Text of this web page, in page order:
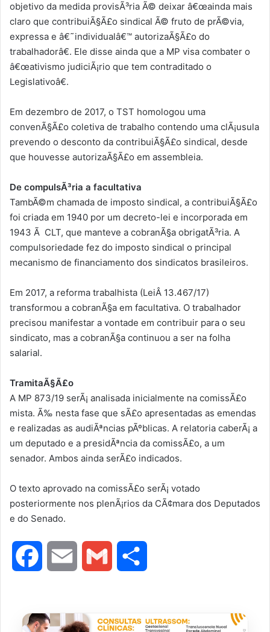
objetivo da medida provisÃ³ria Ã© deixar â€œainda mais
claro que contribuiÃ§Ã£o sindical Ã© fruto de prÃ©via,
expressa e â€˜individualâ€™ autorizaÃ§Ã£o do
trabalhadorâ€. Ele disse ainda que a MP visa combater o
â€œativismo judiciÃ¡rio que tem contraditado o
Legislativoâ€.
Em dezembro de 2017, o TST homologou uma
convenÃ§Ã£o coletiva de trabalho contendo uma clÃ¡usula
prevendo o desconto da contribuiÃ§Ã£o sindical, desde
que houvesse autorizaÃ§Ã£o em assembleia.
De compulsÃ³ria a facultativa
TambÃ©m chamada de imposto sindical, a contribuiÃ§Ã£o
foi criada em 1940 por um decreto-lei e incorporada em
1943 Ã CLT, que manteve a cobranÃ§a obrigatÃ³ria. A
compulsoriedade fez do imposto sindical o principal
mecanismo de financiamento dos sindicatos brasileiros.
Em 2017, a reforma trabalhista (LeiÂ 13.467/17)
transformou a cobranÃ§a em facultativa. O trabalhador
precisou manifestar a vontade em contribuir para o seu
sindicato, mas a cobranÃ§a continuou a ser na folha
salarial.
TramitaÃ§Ã£o
A MP 873/19 serÃ¡ analisada inicialmente na comissÃ£o
mista. Ã‰ nesta fase que sÃ£o apresentadas as emendas
e realizadas as audiÃªncias pÃºblicas. A relatoria caberÃ¡ a
um deputado e a presidÃªncia da comissÃ£o, a um
senador. Ambos ainda serÃ£o indicados.
O texto aprovado na comissÃ£o serÃ¡ votado
posteriormente nos plenÃ¡rios da CÃ¢mara dos Deputados
e do Senado.
c a a